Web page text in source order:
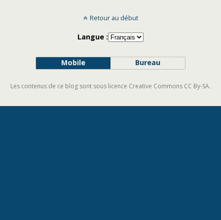
Retour au début
Langue :
Mobile Bureau
Les contenus de ce blog sont sous licence Creative Commons CC By-SA.